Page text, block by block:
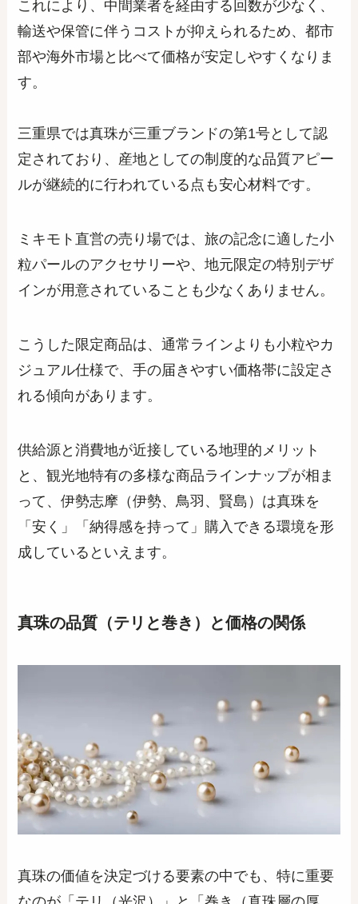
これにより、中間業者を経由する回数が少なく、
輸送や保管に伴うコストが抑えられるため、都市
部や海外市場と比べて価格が安定しやすくなりま
す。
三重県では真珠が三重ブランドの第1号として認
定されており、産地としての制度的な品質アピー
ルが継続的に行われている点も安心材料です。
ミキモト直営の売り場では、旅の記念に適した小
粒パールのアクセサリーや、地元限定の特別デザ
インが用意されていることも少なくありません。
こうした限定商品は、通常ラインよりも小粒やカ
ジュアル仕様で、手の届きやすい価格帯に設定さ
れる傾向があります。
供給源と消費地が近接している地理的メリット
と、観光地特有の多様な商品ラインナップが相ま
って、伊勢志摩（伊勢、鳥羽、賢島）は真珠を
「安く」「納得感を持って」購入できる環境を形
成しているといえます。
真珠の品質（テリと巻き）と価格の関係
真珠の価値を決定づける要素の中でも、特に重要